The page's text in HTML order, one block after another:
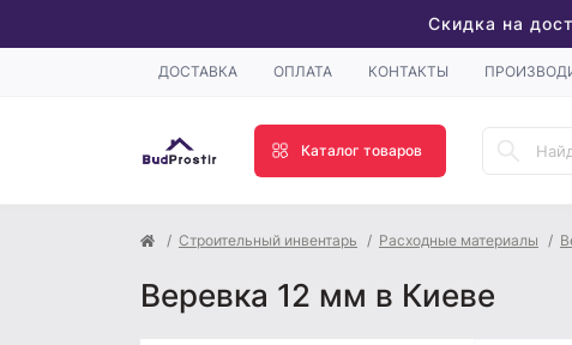
Скидка на
ДОСТАВКА ОПЛАТА КОНТАКТЫ
Каталог товаров
Строительный инвентарь Расходные материалы
Веревка 12 мм в Киеве